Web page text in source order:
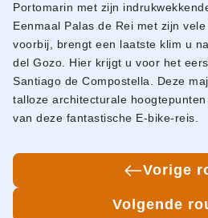
Portomarin met zijn
Eenmaal Palas de Rei met zijn
voorbij, brengt een laatste klim u
del Gozo. Hier krijgt u voor het
Santiago de Compostella. Deze
talloze architecturale
van deze fantastische E-bike-reis.
Vorige
Volgende